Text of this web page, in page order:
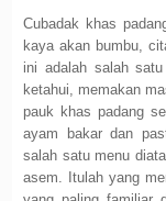
Cubadak khas
kaya akan bumbu,
ini adalah salah
ketahui, memakan
pauk khas padang
ayam bakar dan
salah satu menu
asem. Itulah yang